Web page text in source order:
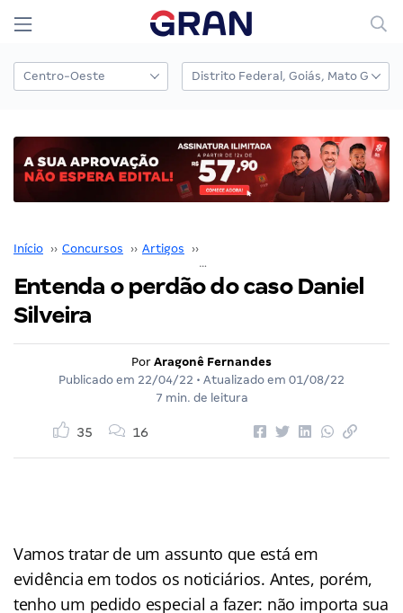
Início ›› Concursos ›› Artigos ››
Entenda o perdão do caso Daniel
Silveira
Por Aragonê Fernandes
Publicado em 22/04/22 • Atualizado em 01/08/22
7 min. de leitura
35 16
Vamos tratar de um assunto que está em
evidência em todos os noticiários. Antes, porém,
tenho um pedido especial a fazer: não importa sua